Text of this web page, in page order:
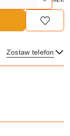
Zostaw telefon